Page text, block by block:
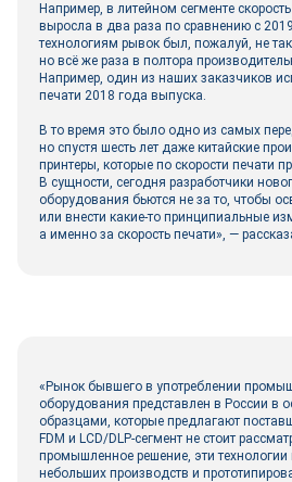
Например, в литейном сегменте
выросла в два раза по сравнению с
технологиям рывок был, пожалуй, не
но всё же раза в полтора
Например, один из наших заказчиков
печати 2018 года выпуска.
В то время это было одно из самых
но спустя шесть лет даже китайские
принтеры, которые по скорости печати
В сущности, сегодня разработчики
оборудования бьются не за то, чтобы
или внести какие‑то принципиальные
а именно за скорость печати», —
«Рынок бывшего в употреблении
оборудования представлен в России в
образцами, которые предлагают
FDM и LCD/DLP-сегмент не стоит
промышленное решение, эти
небольших производств и